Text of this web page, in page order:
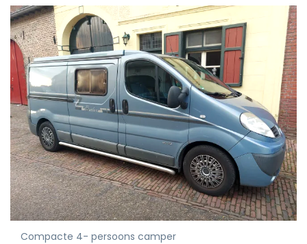
Compacte 4- persoons camper